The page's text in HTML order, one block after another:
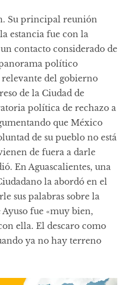
Su principal reunión
estancia fue con la
contacto considerado de
político
del gobierno
de la Ciudad de
política de rechazo a
que México
de su pueblo no está
de fuera a darle
En Aguascalientes, una
la abordó en el
sus palabras sobre la
Ayuso fue «muy bien,
ella. El descaro como
ya no hay terreno